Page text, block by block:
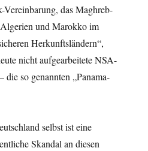
das Maghreb-
und Marokko im
Herkunftsländern“,
nicht aufgearbeitete NSA-
so genannten „Panama-
selbst ist eine
Skandal an diesen